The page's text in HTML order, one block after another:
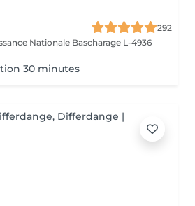
292
Nationale Bascharage L-4936
30 minutes